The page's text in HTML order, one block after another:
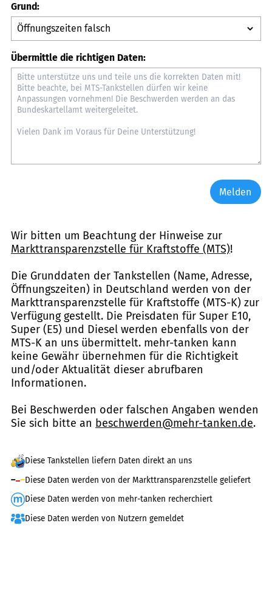
Grund:
Übermittle die richtigen Daten:
Melden
Wir bitten um Beachtung der Hinweise zur
Markttransparenzstelle für Kraftstoffe (MTS)!
Die Grunddaten der Tankstellen (Name, Adresse,
Öffnungszeiten) in Deutschland werden von der
Markttransparenzstelle für Kraftstoffe (MTS-K) zur
Verfügung gestellt. Die Preisdaten für Super E10,
Super (E5) und Diesel werden ebenfalls von der
MTS-K an uns übermittelt. mehr-tanken kann
keine Gewähr übernehmen für die Richtigkeit
und/oder Aktualität dieser abrufbaren
Informationen.
Bei Beschwerden oder falschen Angaben wenden
Sie sich bitte an beschwerden@mehr-tanken.de.
Diese Tankstellen liefern Daten direkt an uns
Diese Daten werden von der Markttransparenzstelle geliefert
Diese Daten werden von mehr-tanken recherchiert
Diese Daten werden von Nutzern gemeldet